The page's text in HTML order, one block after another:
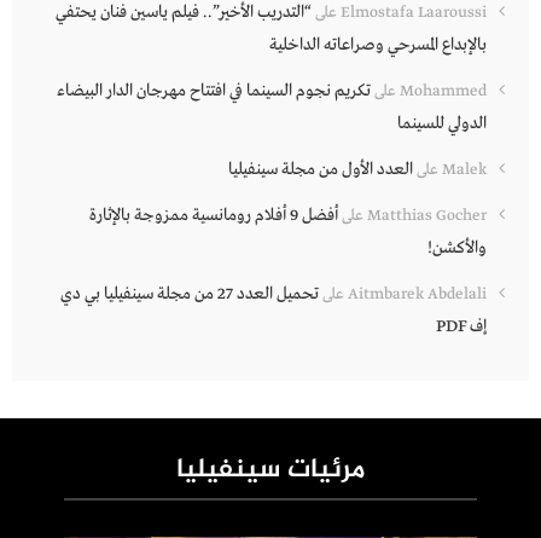
Elmostafa Laaroussi على“التدريب الأخير”.. فيلم ياسين فنان يحتفي
بالإبداع المسرحي وصراعاته الداخلية
Mohammed علىتكريم نجوم السينما في افتتاح مهرجان الدار البيضاء
الدولي للسينما
Malek علىالعدد الأول من مجلة سينفيليا
Matthias Gocher على
أفضل 9 أفلام رومانسية ممزوجة بالإثارة
والأكشن!
Aitmbarek Abdelali على
تحميل العدد 27 من مجلة سينفيليا بي دي
إف PDF
مرئيات سينفيليا